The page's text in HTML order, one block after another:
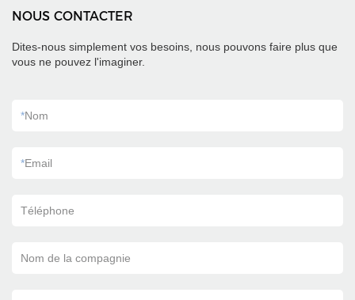
NOUS CONTACTER
Dites-nous simplement vos besoins, nous pouvons faire plus que
vous ne pouvez l'imaginer.
*Nom
*Email
Téléphone
Nom de la compagnie